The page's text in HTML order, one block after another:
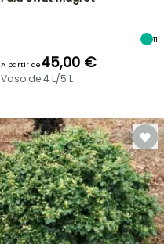
11
A partir de45,00 €
Vaso de 4 L/5 L